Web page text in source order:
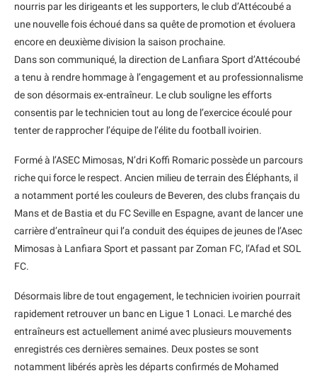
nourris par les dirigeants et les supporters, le club d’Attécoubé a
une nouvelle fois échoué dans sa quête de promotion et évoluera
encore en deuxième division la saison prochaine.
Dans son communiqué, la direction de Lanfiara Sport d’Attécoubé
a tenu à rendre hommage à l’engagement et au professionnalisme
de son désormais ex-entraîneur. Le club souligne les efforts
consentis par le technicien tout au long de l’exercice écoulé pour
tenter de rapprocher l’équipe de l’élite du football ivoirien.
Formé à l’ASEC Mimosas, N’dri Koffi Romaric possède un parcours
riche qui force le respect. Ancien milieu de terrain des Éléphants, il
a notamment porté les couleurs de Beveren, des clubs français du
Mans et de Bastia et du FC Seville en Espagne, avant de lancer une
carrière d’entraîneur qui l’a conduit des équipes de jeunes de l’Asec
Mimosas à Lanfiara Sport et passant par Zoman FC, l’Afad et SOL
FC.
Désormais libre de tout engagement, le technicien ivoirien pourrait
rapidement retrouver un banc en Ligue 1 Lonaci. Le marché des
entraîneurs est actuellement animé avec plusieurs mouvements
enregistrés ces dernières semaines. Deux postes se sont
notamment libérés après les départs confirmés de Mohamed